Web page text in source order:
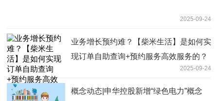
2025-09-24
业务增长预约难？【柴米生活】是如何实
现订单自助查询+预约服务高效服务的？
2025-09-24
概念动态|申华控股新增“绿色电力”概念